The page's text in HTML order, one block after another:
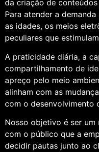
da criação de
Para atender a
as idades, os meios
peculiares que
A praticidade diária, a
compartilhamento de
apreço pelo meio
alinham com as
com o desenvolvimento
Nosso objetivo é ser
com o público que a
decidir pautas junto ao